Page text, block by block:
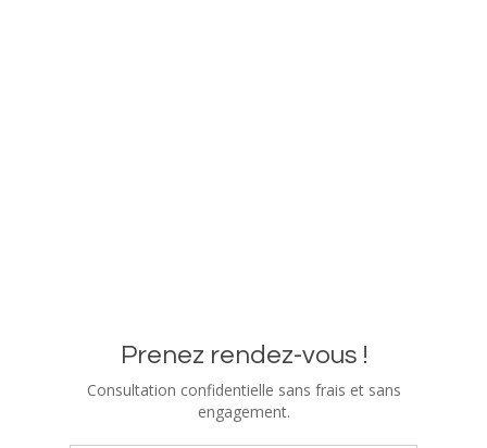
Prenez rendez-vous !
Consultation confidentielle sans frais et sans
engagement.